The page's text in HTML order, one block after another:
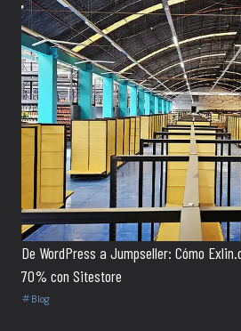
De WordPress a Jumpseller: Cómo
70% con Sitestore
Blog